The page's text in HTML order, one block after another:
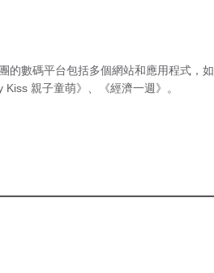
的數碼平台包括多個網站和應用程式，如
Kiss 親子童萌》
《經濟一週》 。